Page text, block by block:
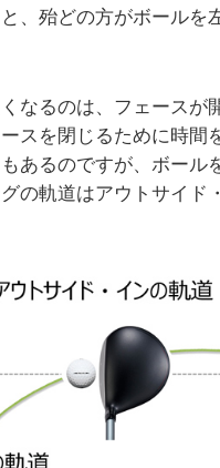
、殆どの方がボールを
なるのは、フェースが
スを閉じるために時間
あるのですが、ボール
の軌道はアウトサイド